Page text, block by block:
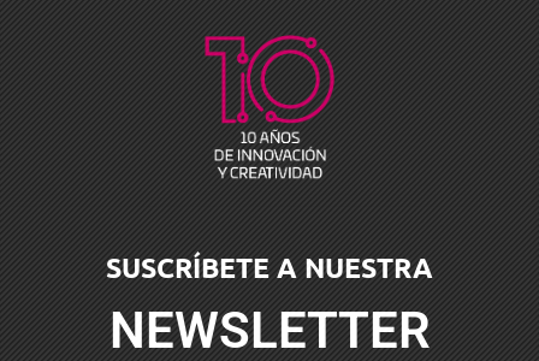
SUSCRÍBETE A NUESTRA
NEWSLETTER